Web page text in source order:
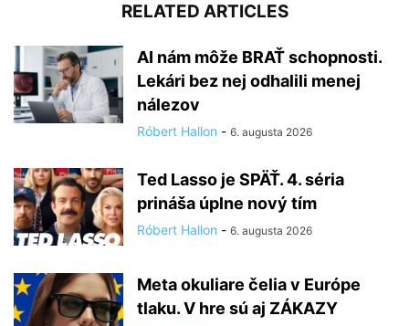
RELATED ARTICLES
AI nám môže BRAŤ schopnosti.
Lekári bez nej odhalili menej
nálezov
Róbert Hallon - 6. augusta 2026
Ted Lasso je SPÄŤ. 4. séria
prináša úplne nový tím
Róbert Hallon - 6. augusta 2026
Meta okuliare čelia v Európe
tlaku. V hre sú aj ZÁKAZY